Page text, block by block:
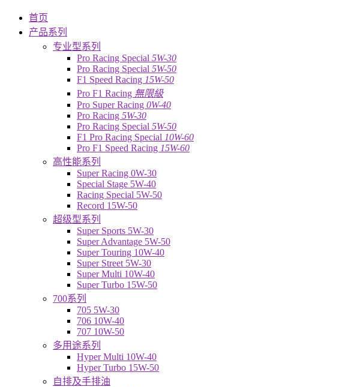
首页
产品系列
专业型系列
Pro Racing Special 5W-30
Pro Racing Special 5W-50
F1 Speed Racing 15W-50
Pro F1 Racing 無限級
Pro Super Racing 0W-40
Pro Racing 5W-30
Pro Racing Special 5W-50
F1 Pro Racing Special 10W-60
Pro F1 Speed Racing 15W-60
高性能系列
Super Racing 0W-30
Special Stage 5W-40
Racing Special 5W-50
Record 15W-50
超级型系列
Super Sports 5W-30
Super Advantage 5W-50
Super Touring 10W-40
Super Street 5W-30
Super Multi 10W-40
Super Turbo 15W-50
700系列
705 5W-30
706 10W-40
707 10W-50
多用途系列
Hyper Multi 10W-40
Hyper Turbo 15W-50
自排及手排油